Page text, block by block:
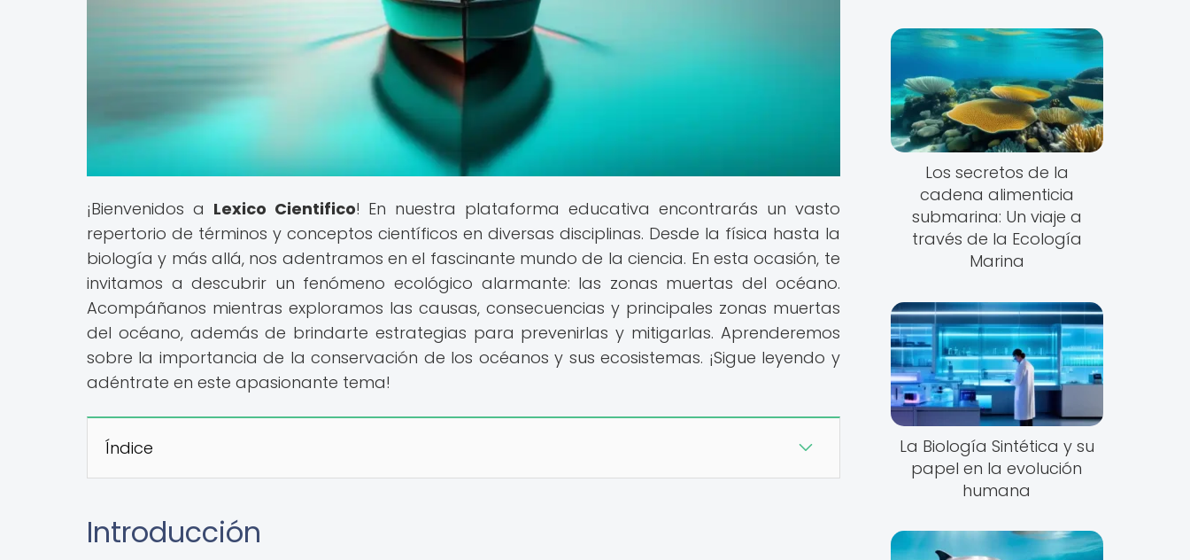
¡Bienvenidos a Lexico Cientifico! En nuestra plataforma educativa encontrarás un vasto
repertorio de términos y conceptos científicos en diversas disciplinas. Desde la física hasta la
biología y más allá, nos adentramos en el fascinante mundo de la ciencia. En esta ocasión, te
invitamos a descubrir un fenómeno ecológico alarmante: las zonas muertas del océano.
Acompáñanos mientras exploramos las causas, consecuencias y principales zonas muertas
del océano, además de brindarte estrategias para prevenirlas y mitigarlas. Aprenderemos
sobre la importancia de la conservación de los océanos y sus ecosistemas. ¡Sigue leyendo y
adéntrate en este apasionante tema!
Índice
Introducción
Los secretos de la
cadena alimenticia
submarina: Un viaje a
través de la Ecología
Marina
La Biología Sintética y su
papel en la evolución
humana